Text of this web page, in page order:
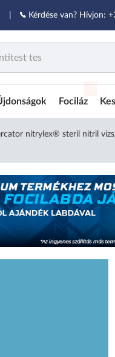
Kérdése van? Hívjon:
Fociláz
nitrylex® steril nitril